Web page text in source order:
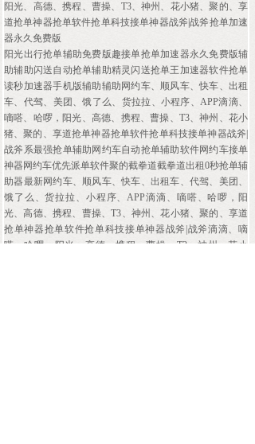
阳光、高德、携程、曹操、T3、神州、花小猪、聚的、享
道抢单神器抢单软件抢单科技接单神器战斧|战斧抢单加速
器永久免费版
阳光出行抢单辅助免费版趣接单抢单加速器永久免费版辅
助辅助闪送自动抢单辅助精灵闪送抢单王加速器软件抢单
读秒加速器手机版辅助辅助网约车、顺风车、快车、出租
车、代驾、美团、饿了么、货拉拉、小程序、APP滴滴、
嘀嗒、哈啰，阳光、高德、携程、曹操、T3、神州、花小
猪、聚的、享道抢单神器抢单软件抢单科技接单神器战斧|
战斧系最强抢单辅助网约车自动抢单辅助软件网约车接单
神器网约车优先派单软件聚的截拳道截拳道出租0秒抢单辅
助器最新网约车、顺风车、快车、出租车、代驾、美团、
饿了么、货拉拉、小程序、APP滴滴、嘀嗒、哈啰，阳
光、高德、携程、曹操、T3、神州、花小猪、聚的、享道
抢单神器抢单软件抢单科技接单神器战斧|战斧滴滴、嘀
嗒、哈啰，阳光、高德、携程、曹操、T3、神州、花小